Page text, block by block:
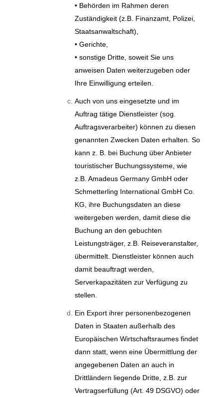
• Behörden im Rahmen deren
Zuständigkeit (z.B. Finanzamt, Polizei,
Staatsanwaltschaft),
• Gerichte,
• sonstige Dritte, soweit Sie uns
anweisen Daten weiterzugeben oder
Ihre Einwilligung erteilen.
Auch von uns eingesetzte und im
Auftrag tätige Dienstleister (sog.
Auftragsverarbeiter) können zu diesen
genannten Zwecken Daten erhalten. So
kann z. B. bei Buchung über Anbieter
touristischer Buchungssysteme, wie
z.B. Amadeus Germany GmbH oder
Schmetterling International GmbH Co.
KG, ihre Buchungsdaten an diese
weitergeben werden, damit diese die
Buchung an den gebuchten
Leistungsträger, z.B. Reiseveranstalter,
übermittelt. Dienstleister können auch
damit beauftragt werden,
Serverkapazitäten zur Verfügung zu
stellen.
Ein Export ihrer personenbezogenen
Daten in Staaten außerhalb des
Europäischen Wirtschaftsraumes findet
dann statt, wenn eine Übermittlung der
angegebenen Daten an auch in
Drittländern liegende Dritte, z.B. zur
Vertragserfüllung (Art. 49 DSGVO) oder